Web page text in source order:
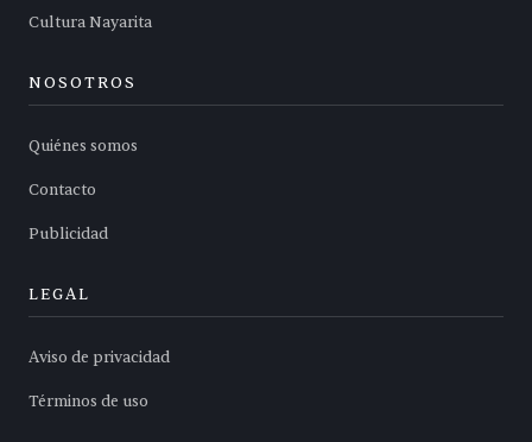
Cultura Nayarita
NOSOTROS
Quiénes somos
Contacto
Publicidad
LEGAL
Aviso de privacidad
Términos de uso